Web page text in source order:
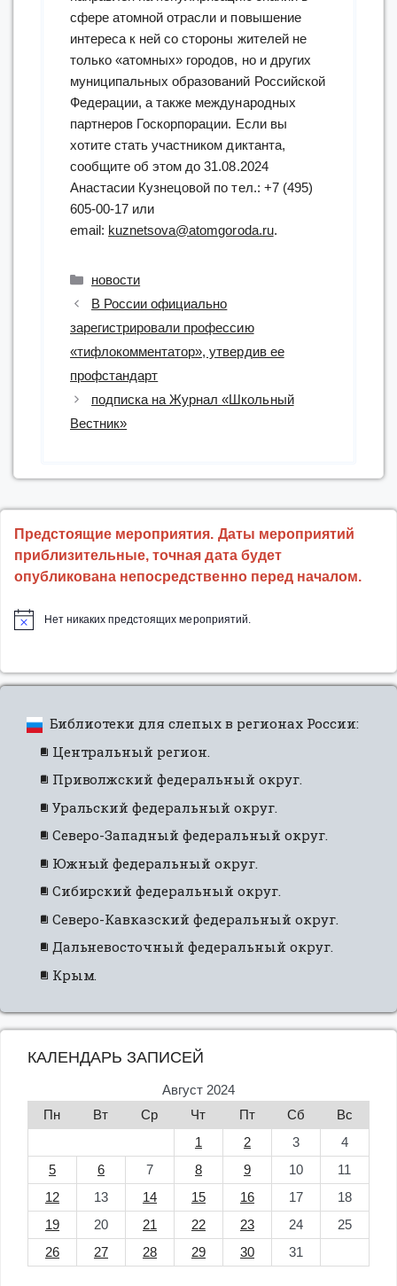
сфере атомной отрасли и повышение
интереса к ней со стороны жителей не
только «атомных» городов, но и других
муниципальных образований Российской
Федерации, а также международных
партнеров Госкорпорации. Если вы
хотите стать участником диктанта,
сообщите об этом до 31.08.2024
Анастасии Кузнецовой по тел.: +7 (495)
605-00-17 или
email: kuznetsova@atomgoroda.ru.
Рубрики
новости
В России официально
зарегистрировали профессию
«тифлокомментатор», утвердив ее
профстандарт
подписка на Журнал «Школьный
Вестник»
Предстоящие мероприятия. Даты мероприятий
приблизительные, точная дата будет
опубликована непосредственно перед началом.
Нет никаких предстоящих мероприятий.
Библиотеки для слепых в регионах России:
Центральный регион.
Приволжский федеральный округ.
Уральский федеральный округ.
Северо-Западный федеральный округ.
Южный федеральный округ.
Сибирский федеральный округ.
Северо-Кавказский федеральный округ.
Дальневосточный федеральный округ.
Крым.
КАЛЕНДАРЬ ЗАПИСЕЙ
Август 2024
Пн
Вт Ср Чт Пт Сб
Вс
1
2 3
4
5
6 7 8 9 10
11
12
13 14 15 16 17
18
19
20 21 22 23 24
25
26
27 28 29 30 31